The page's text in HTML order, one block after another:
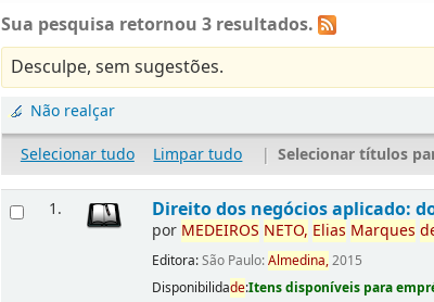
Sua pesquisa retornou 3 resultados.
Desculpe, sem sugestões.
Não realçar
Selecionar tudo
Limpar tudo | Selecionar títulos
1. Direito dos negócios aplicado:
por MEDEIROS NETO, Elias Marques
Editora:São Paulo:Almedina,2015
Disponibilidade:Itens disponíveis para